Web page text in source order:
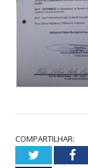
COMPARTILHAR:
Twitter